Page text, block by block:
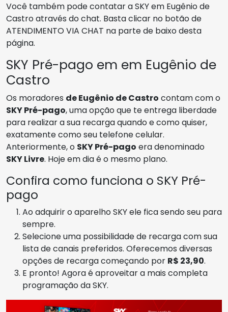
Você também pode contatar a SKY em Eugênio de
Castro através do chat. Basta clicar no botão de
ATENDIMENTO VIA CHAT na parte de baixo desta
página.
SKY Pré-pago em em Eugênio de
Castro
Os moradores de Eugênio de Castro contam com o
SKY Pré-pago, uma opção que te entrega liberdade
para realizar a sua recarga quando e como quiser,
exatamente como seu telefone celular.
Anteriormente, o SKY Pré-pago era denominado
SKY Livre. Hoje em dia é o mesmo plano.
Confira como funciona o SKY Pré-
pago
Ao adquirir o aparelho SKY ele fica sendo seu para
sempre.
Selecione uma possibilidade de recarga com sua
lista de canais preferidos. Oferecemos diversas
opções de recarga começando por R$ 23,90.
E pronto! Agora é aproveitar a mais completa
programação da SKY.